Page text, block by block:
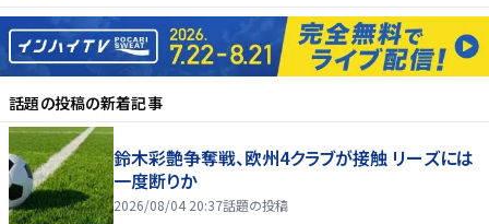
話題の投稿の新着記事
鈴木彩艶争奪戦、欧州4クラブが接触 リーズには
一度断りか
2026/08/04 20:37話題の投稿